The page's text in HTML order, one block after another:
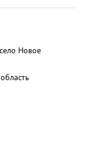
Новое